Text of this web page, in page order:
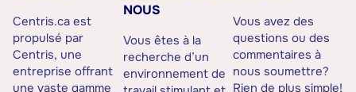
Centris.ca est
propulsé par
Centris, une
entreprise offrant
une vaste gamme
NOUS
Vous êtes à la
recherche d’un
environnement de
Vous avez des
questions ou des
commentaires à
nous soumettre?
Rien de plus simple!